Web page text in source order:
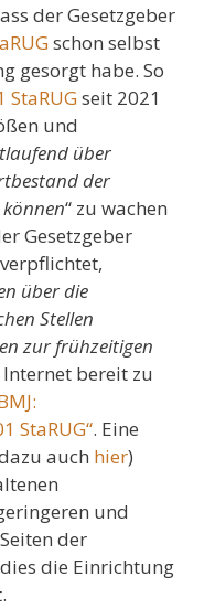
der Gesetzgeber
schon selbst
gesorgt habe. So
StaRUGseit 2021
und
über
der
“ zu wachen
Gesetzgeber
verpflichtet,
über die
Stellen
zur frühzeitigen
Internet bereit zu
StaRUG“. Eine
auch hier)
und
der
die Einrichtung